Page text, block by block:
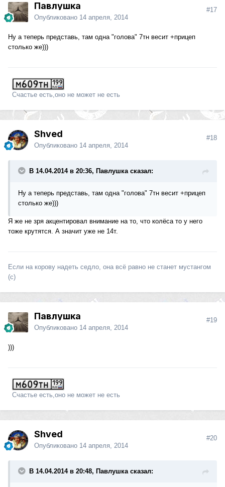
Павлушка
Опубликовано 14 апреля, 2014
#17
Ну а теперь представь, там одна "голова" 7тн весит +прицеп
столько же)))
Счастье есть,оно не может не есть
Shved
Опубликовано 14 апреля, 2014
#18
В 14.04.2014 в 20:36, Павлушка сказал:
Ну а теперь представь, там одна "голова" 7тн весит +прицеп
столько же)))
Я же не зря акцентировал внимание на то, что колёса то у него
тоже крутятся. А значит уже не 14т.
Если на корову надеть седло, она всё равно не станет мустангом
(с)
Павлушка
Опубликовано 14 апреля, 2014
#19
)))
Счастье есть,оно не может не есть
Shved
Опубликовано 14 апреля, 2014
#20
В 14.04.2014 в 20:48, Павлушка сказал: